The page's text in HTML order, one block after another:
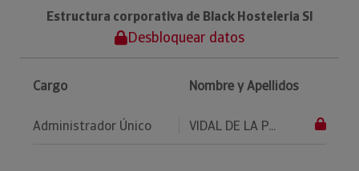
Estructura corporativa de Black Hosteleria Sl
Desbloquear datos
Cargo Nombre y Apellidos
Administrador Único VIDAL DE LA P...